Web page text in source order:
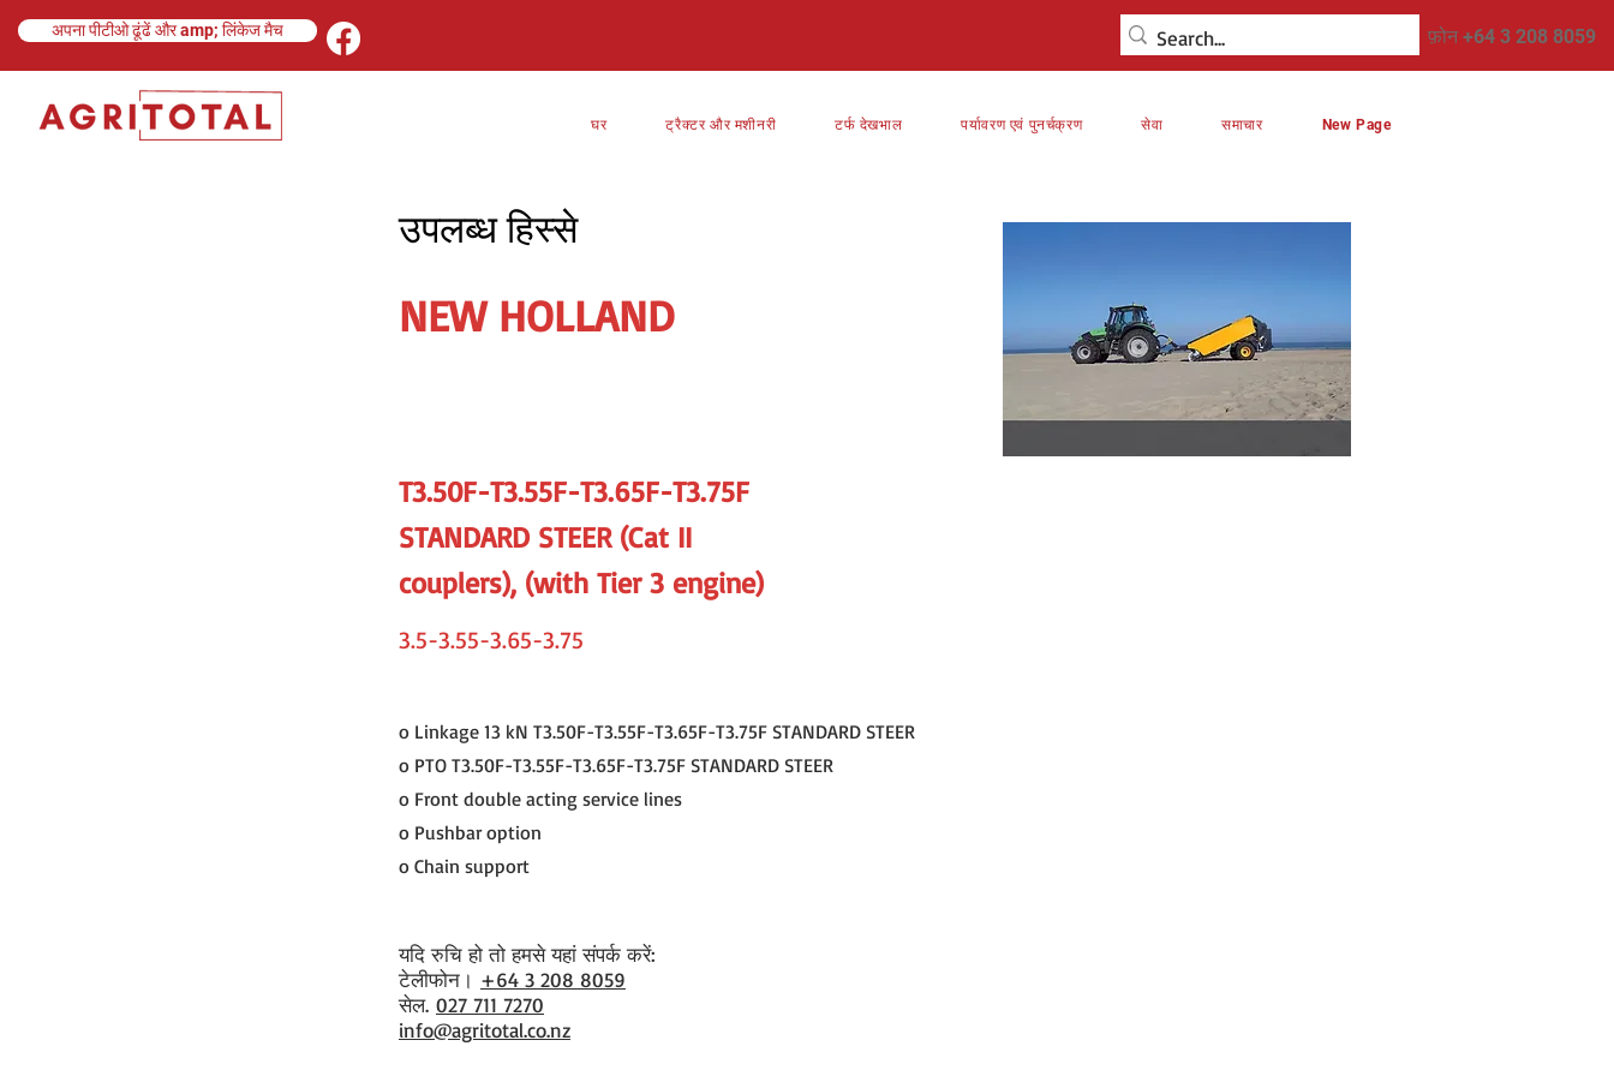
अपना पीटीओ ढूंढें और amp; लिंकेज मैच फ़ोन +64 3 208 8059
घर ट्रैक्टर और मशीनरी टर्फ देखभाल पर्यावरण एवं पुनर्चक्रण सेवा समाचार New Page
उपलब्ध हिस्से
NEW HOLLAND
T3.50F-T3.55F-T3.65F-T3.75F
STANDARD STEER (Cat II
couplers), (with Tier 3 engine)
3.5-3.55-3.65-3.75
o Linkage 13 kN T3.50F-T3.55F-T3.65F-T3.75F STANDARD STEER
o PTO T3.50F-T3.55F-T3.65F-T3.75F STANDARD STEER
o Front double acting service lines
o Pushbar option
o Chain support
यदि रुचि हो तो हमसे यहां संपर्क करें:
​टेलीफोन। +64 3 208 8059
सेल. 027 711 7270
info@agritotal.co.nz